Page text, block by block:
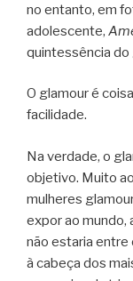
no entanto, em
adolescente,
quintessência do
O glamour é
facilidade.
Na verdade, o
objetivo. Muito
mulheres
expor ao mundo,
não estaria entre
à cabeça dos